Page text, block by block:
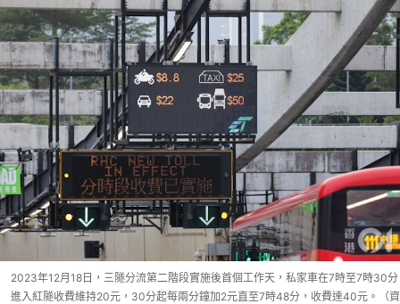
2023年12月18日，三隧分流第二階段實施後首個工作天，私家車在7時至7時30分
進入紅隧收費維持20元，30分起每兩分鐘加2元直至7時48分，收費達40元。（資